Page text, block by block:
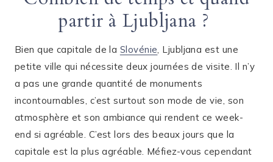
partir à Ljubljana ?
Bien que capitale de la Slovénie, Ljubljana est une
petite ville qui nécessite deux journées de visite. Il n’y
a pas une grande quantité de monuments
incontournables, c’est surtout son mode de vie, son
atmosphère et son ambiance qui rendent ce week-
end si agréable. C’est lors des beaux jours que la
capitale est la plus agréable. Méfiez-vous cependant